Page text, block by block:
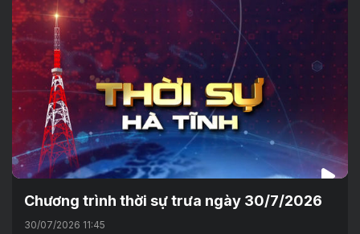
Chương trình thời sự trưa ngày 30/7/2026
30/07/2026 11:45